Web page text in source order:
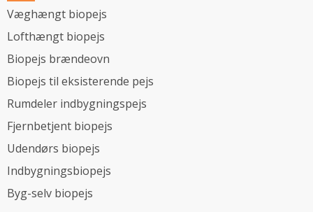
Væghængt biopejs
Lofthængt biopejs
Biopejs brændeovn
Biopejs til eksisterende pejs
Rumdeler indbygningspejs
Fjernbetjent biopejs
Udendørs biopejs
Indbygningsbiopejs
Byg-selv biopejs